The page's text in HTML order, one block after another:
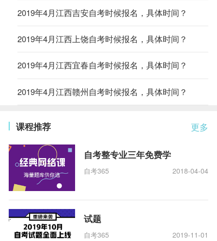
2019年4月江西吉安自考时候报名，具体时间？
2019年4月江西上饶自考时候报名，具体时间？
2019年4月江西宜春自考时候报名，具体时间？
2019年4月江西赣州自考时候报名，具体时间？
更多
课程推荐
自考整专业三年免费学
自考365 2018-04-04
试题
自考365 2019-11-01